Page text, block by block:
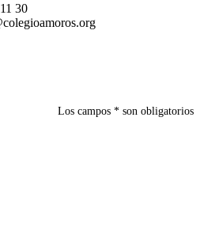
30
Los campos * son obligatorios